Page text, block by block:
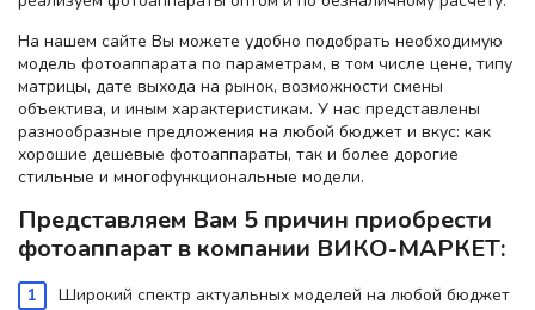
На нашем сайте Вы можете удобно подобрать необходимую
модель фотоаппарата по параметрам, в том числе цене, типу
матрицы, дате выхода на рынок, возможности смены
объектива, и иным характеристикам. У нас представлены
разнообразные предложения на любой бюджет и вкус: как
хорошие дешевые фотоаппараты, так и более дорогие
стильные и многофункциональные модели.
Представляем Вам 5 причин приобрести
фотоаппарат в компании ВИКО-МАРКЕТ:
Широкий спектр актуальных моделей на любой бюджет